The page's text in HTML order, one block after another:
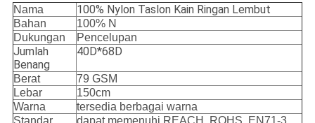
Nama
100% Nylon Taslon Kain Ringan Lembut
Bahan
100% N
Dukungan
Pencelupan
Jumlah
Benang
40D*68D
Berat
79 GSM
Lebar
150cm
Warna
tersedia berbagai warna